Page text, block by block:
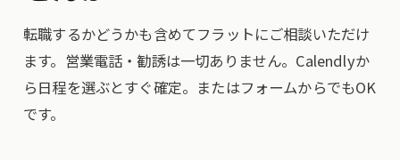
転職するかどうかも含めてフラットにご相談いただけ
ます。営業電話・勧誘は一切ありません。Calendlyか
ら日程を選ぶとすぐ確定。またはフォームからでもOK
です。